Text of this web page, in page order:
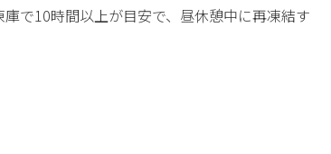
で10時間以上が目安で、昼休憩中に再凍結す